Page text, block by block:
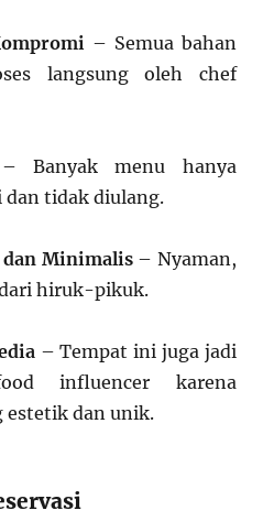
– Semua bahan
langsung oleh chef
Banyak menu hanya
dan tidak diulang.
Minimalis– Nyaman,
hiruk-pikuk.
– Tempat ini juga jadi
influencer karena
estetik dan unik.